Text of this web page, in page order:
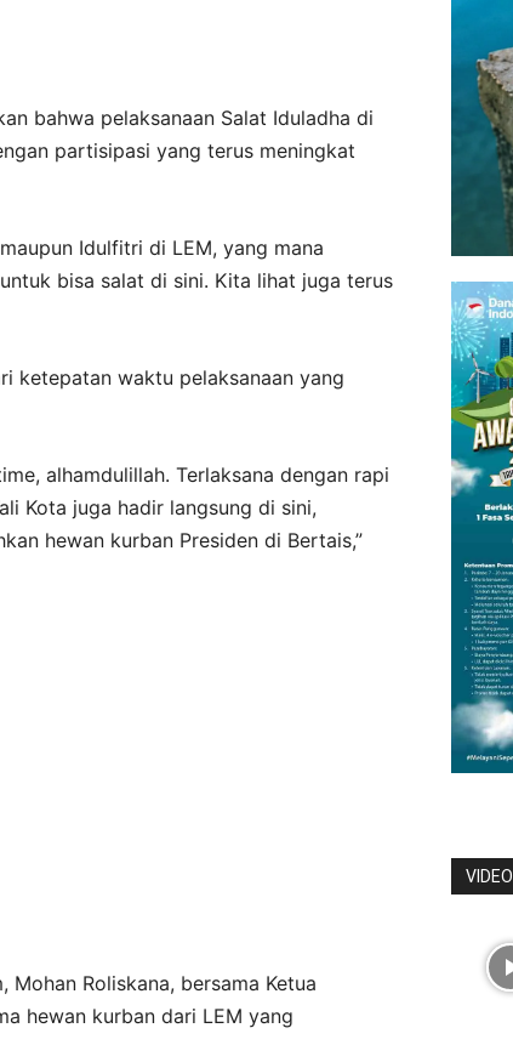
bahwa pelaksanaan Salat Iduladha di
partisipasi yang terus meningkat
Idulfitri di LEM, yang mana
bisa salat di sini. Kita lihat juga terus
ketepatan waktu pelaksanaan yang
alhamdulillah. Terlaksana dengan rapi
Kota juga hadir langsung di sini,
hewan kurban Presiden di Bertais,”
Mohan Roliskana, bersama Ketua
hewan kurban dari LEM yang
VIDEO